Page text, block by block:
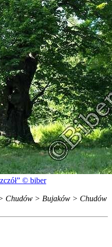
© biber
Chudów > Bujaków > Chudów